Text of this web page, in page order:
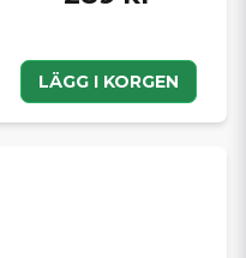
LÄGG I KORGEN